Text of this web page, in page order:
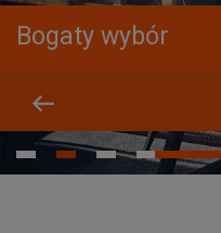
Bogaty wybór